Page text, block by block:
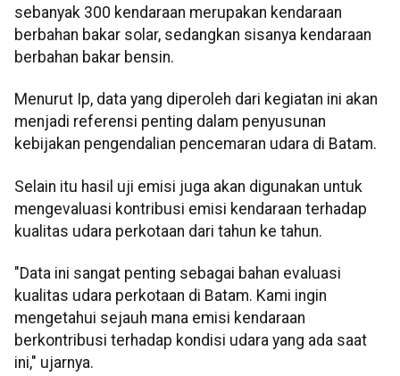
sebanyak 300 kendaraan merupakan kendaraan
berbahan bakar solar, sedangkan sisanya kendaraan
berbahan bakar bensin.
Menurut Ip, data yang diperoleh dari kegiatan ini akan
menjadi referensi penting dalam penyusunan
kebijakan pengendalian pencemaran udara di Batam.
Selain itu hasil uji emisi juga akan digunakan untuk
mengevaluasi kontribusi emisi kendaraan terhadap
kualitas udara perkotaan dari tahun ke tahun.
"Data ini sangat penting sebagai bahan evaluasi
kualitas udara perkotaan di Batam. Kami ingin
mengetahui sejauh mana emisi kendaraan
berkontribusi terhadap kondisi udara yang ada saat
ini," ujarnya.